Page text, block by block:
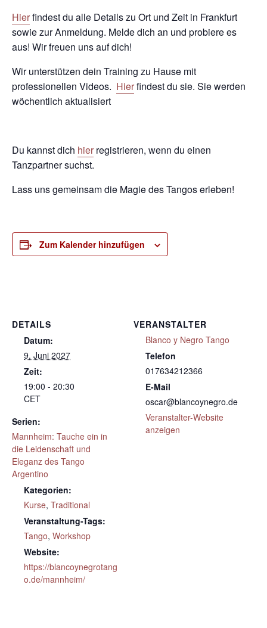
Hierfindest du alle Details zu Ort und Zeit in Frankfurt
sowie zur Anmeldung. Melde dich an und probiere es
aus! Wir freuen uns auf dich!
Wir unterstützen dein Training zu Hause mit
professionellen Videos. Hierfindest du sie. Sie werden
wöchentlich aktualisiert
Du kannst dich hier registrieren, wenn du einen
Tanzpartner suchst.
Lass uns gemeinsam die Magie des Tangos erleben!
Zum Kalender hinzufügen
DETAILS
Datum:
9. Juni 2027
Zeit:
19:00 - 20:30
CET
Serien:
Mannheim: Tauche ein in
die Leidenschaft und
Eleganz des Tango
Argentino
Kategorien:
Kurse, Traditional
Veranstaltung-Tags:
Tango, Workshop
Website:
https://blancoynegrotang
o.de/mannheim/
VERANSTALTER
Blanco y Negro Tango
Telefon
017634212366
E-Mail
oscar@blancoynegro.de
Veranstalter-Website
anzeigen